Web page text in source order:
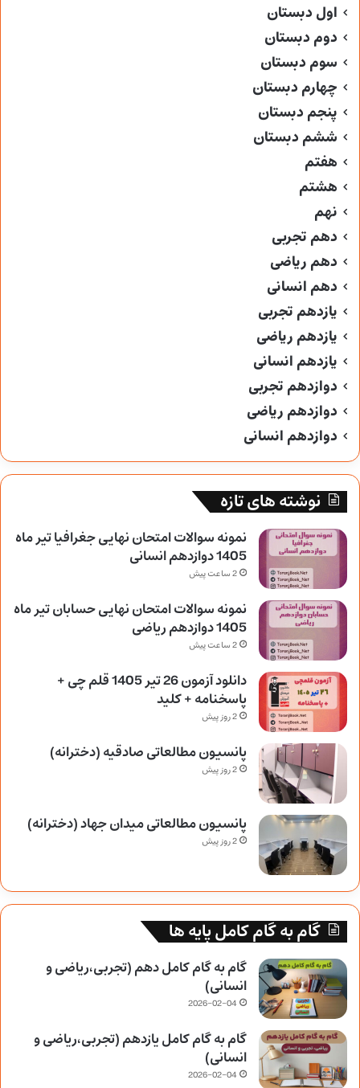
اول دبستان
دوم دبستان
سوم دبستان
چهارم دبستان
پنجم دبستان
ششم دبستان
هفتم
هشتم
نهم
دهم تجربی
دهم ریاضی
دهم انسانی
یازدهم تجربی
یازدهم ریاضی
یازدهم انسانی
دوازدهم تجربی
دوازدهم ریاضی
دوازدهم انسانی
نوشته های تازه
نمونه سوالات امتحان نهایی جغرافیا تیر ماه
1405 دوازدهم انسانی
2 ساعت پیش
نمونه سوالات امتحان نهایی حسابان تیر ماه
1405 دوازدهم ریاضی
2 ساعت پیش
دانلود آزمون 26 تیر 1405 قلم چی +
پاسخنامه + کلید
2 روز پیش
پانسیون مطالعاتی صادقیه (دخترانه)
2 روز پیش
پانسیون مطالعاتی میدان جهاد (دخترانه)
2 روز پیش
گام به گام کامل پایه ها
گام به گام کامل دهم (تجربی،ریاضی و
انسانی)
2026-02-04
گام به گام کامل یازدهم (تجربی،ریاضی و
انسانی)
2026-02-04